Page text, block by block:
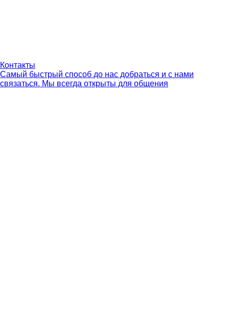
Контакты
Самый быстрый способ до нас добраться и с нами
связаться. Мы всегда открыты для общения